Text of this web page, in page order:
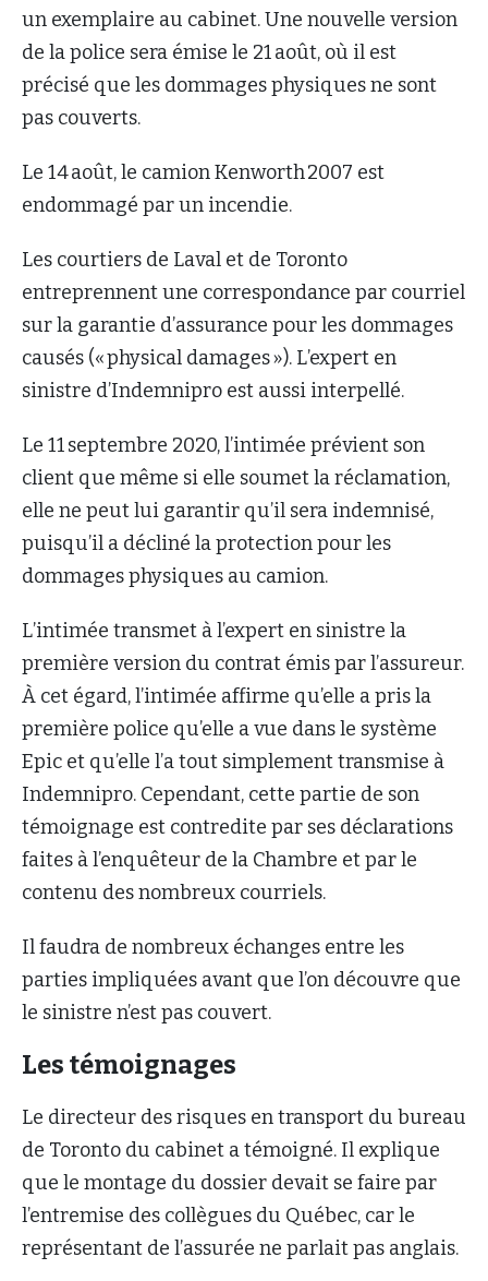
un exemplaire au cabinet. Une nouvelle version
de la police sera émise le 21 août, où il est
précisé que les dommages physiques ne sont
pas couverts.
Le 14 août, le camion Kenworth 2007 est
endommagé par un incendie.
Les courtiers de Laval et de Toronto
entreprennent une correspondance par courriel
sur la garantie d’assurance pour les dommages
causés (« physical damages »). L’expert en
sinistre d’Indemnipro est aussi interpellé.
Le 11 septembre 2020, l’intimée prévient son
client que même si elle soumet la réclamation,
elle ne peut lui garantir qu’il sera indemnisé,
puisqu’il a décliné la protection pour les
dommages physiques au camion.
L’intimée transmet à l’expert en sinistre la
première version du contrat émis par l’assureur.
À cet égard, l’intimée affirme qu’elle a pris la
première police qu’elle a vue dans le système
Epic et qu’elle l’a tout simplement transmise à
Indemnipro. Cependant, cette partie de son
témoignage est contredite par ses déclarations
faites à l’enquêteur de la Chambre et par le
contenu des nombreux courriels.
Il faudra de nombreux échanges entre les
parties impliquées avant que l’on découvre que
le sinistre n’est pas couvert.
Les témoignages
Le directeur des risques en transport du bureau
de Toronto du cabinet a témoigné. Il explique
que le montage du dossier devait se faire par
l’entremise des collègues du Québec, car le
représentant de l’assurée ne parlait pas anglais.